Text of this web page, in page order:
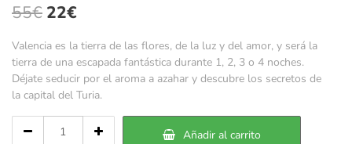
55€ El
precio
original
era:
22€
precio
actual
es:
Valencia es la tierra de las flores, de la luz y del amor, y será la
tierra de una escapada fantástica durante 1, 2, 3 o 4 noches.
Déjate seducir por el aroma a azahar y descubre los secretos de
la capital del Turia.
Añadir al carrito